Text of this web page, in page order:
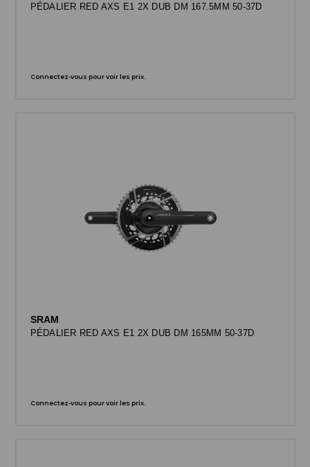
PÉDALIER RED AXS E1 2X DUB DM 167.5MM 50-37D
Connectez-vous pour voir les prix.
SRAM
PÉDALIER RED AXS E1 2X DUB DM 165MM 50-37D
Connectez-vous pour voir les prix.